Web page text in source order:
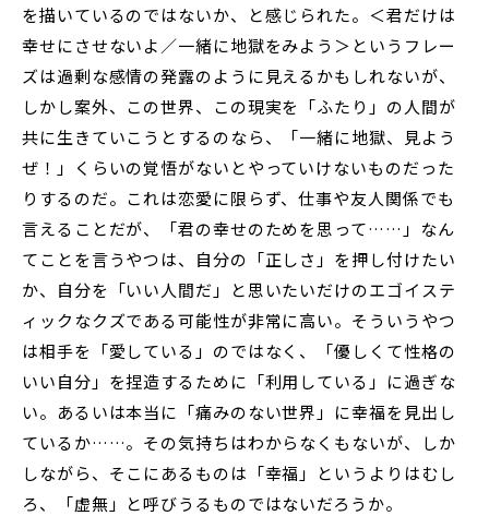
を描いているのではないか、と感じられた。＜君だけは
幸せにさせないよ／一緒に地獄をみよう＞というフレー
ズは過剰な感情の発露のように見えるかもしれないが、
しかし案外、この世界、この現実を「ふたり」の人間が
共に生きていこうとするのなら、「一緒に地獄、見よう
ぜ！」くらいの覚悟がないとやっていけないものだった
りするのだ。これは恋愛に限らず、仕事や友人関係でも
言えることだが、「君の幸せのためを思って……」なん
てことを言うやつは、自分の「正しさ」を押し付けたい
か、自分を「いい人間だ」と思いたいだけのエゴイステ
ィックなクズである可能性が非常に高い。そういうやつ
は相手を「愛している」のではなく、「優しくて性格の
いい自分」を捏造するために「利用している」に過ぎな
い。あるいは本当に「痛みのない世界」に幸福を見出し
ているか……。その気持ちはわからなくもないが、しか
しながら、そこにあるものは「幸福」というよりはむし
ろ、「虚無」と呼びうるものではないだろうか。